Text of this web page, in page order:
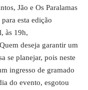
Jão e Os Paralamas
esta edição
às 19h,
deseja garantir um
se planejar, pois neste
ingresso de gramado
do evento, esgotou